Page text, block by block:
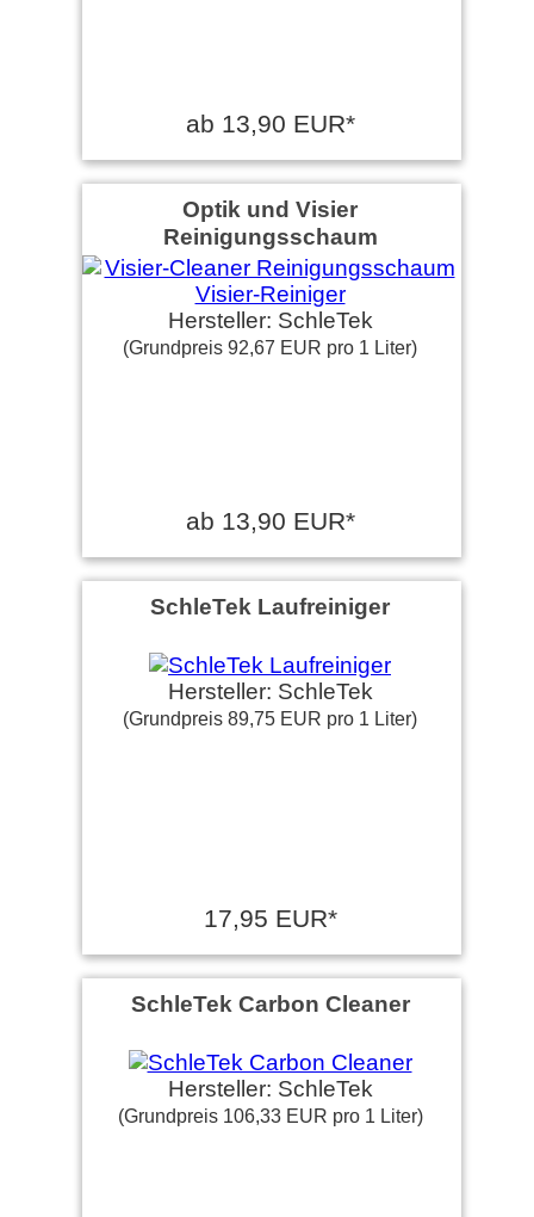
ab 13,90 EUR*
Optik und Visier
Reinigungsschaum
Hersteller: SchleTek
(Grundpreis 92,67 EUR pro 1 Liter)
ab 13,90 EUR*
SchleTek Laufreiniger
Hersteller: SchleTek
(Grundpreis 89,75 EUR pro 1 Liter)
17,95 EUR*
SchleTek Carbon Cleaner
Hersteller: SchleTek
(Grundpreis 106,33 EUR pro 1 Liter)